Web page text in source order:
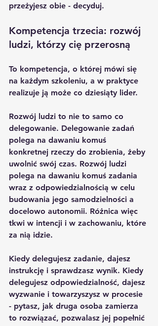
przeżyjesz obie - decyduj.
Kompetencja trzecia: rozwój
ludzi, którzy cię przerosną
To kompetencja, o której mówi się
na każdym szkoleniu, a w praktyce
realizuje ją może co dziesiąty lider.
Rozwój ludzi to nie to samo co
delegowanie. Delegowanie zadań
polega na dawaniu komuś
konkretnej rzeczy do zrobienia, żeby
uwolnić swój czas. Rozwój ludzi
polega na dawaniu komuś zadania
wraz z odpowiedzialnością w celu
budowania jego samodzielności a
docelowo autonomii. Różnica więc
tkwi w intencji i w zachowaniu, które
za nią idzie.
Kiedy delegujesz zadanie, dajesz
instrukcję i sprawdzasz wynik. Kiedy
delegujesz odpowiedzialność, dajesz
wyzwanie i towarzyszysz w procesie
- pytasz, jak druga osoba zamierza
to rozwiązać, pozwalasz jej popełnić